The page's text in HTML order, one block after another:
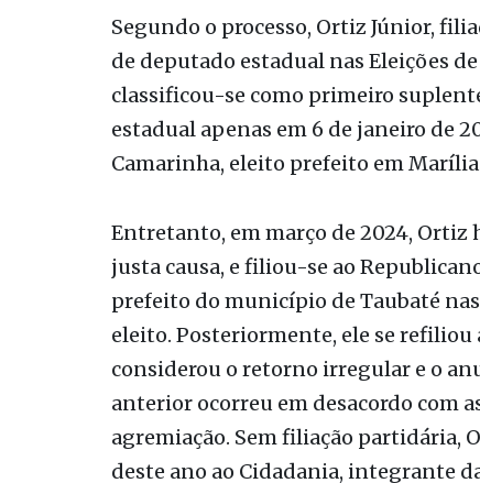
Segundo o processo, Ortiz Júnior,
de deputado estadual nas Eleições
classificou-se como primeiro
estadual apenas em 6 de janeiro de
Camarinha, eleito prefeito em Marília.
Entretanto, em março de 2024, Ortiz
justa causa, e filiou-se ao
prefeito do município de Taubaté
eleito. Posteriormente, ele se refiliou
considerou o retorno irregular e o
anterior ocorreu em desacordo com
agremiação. Sem filiação partidária,
deste ano ao Cidadania, integrante